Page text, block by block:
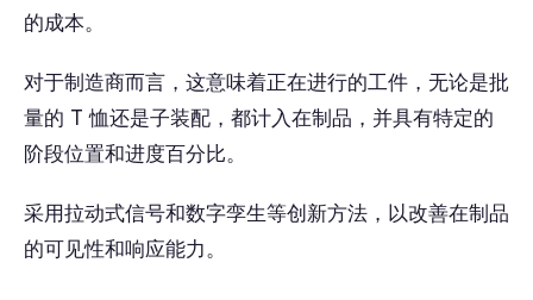
的成本。
对于制造商而言，这意味着正在进行的工件，无论是批
量的 T 恤还是子装配，都计入在制品，并具有特定的
阶段位置和进度百分比。
采用拉动式信号和数字孪生等创新方法，以改善在制品
的可见性和响应能力。